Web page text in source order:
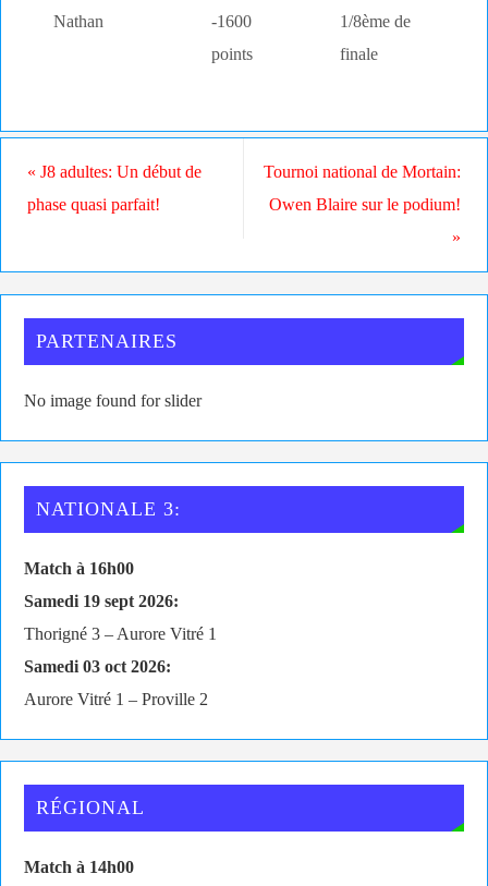
Nathan
-1600
points
1/8ème de
finale
« J8 adultes: Un début de
phase quasi parfait!
Tournoi national de Mortain:
Owen Blaire sur le podium!
»
PARTENAIRES
No image found for slider
NATIONALE 3:
Match à 16h00
Samedi 19 sept 2026:
Thorigné 3 – Aurore Vitré 1
Samedi 03 oct 2026:
Aurore Vitré 1 – Proville 2
RÉGIONAL
Match à 14h00